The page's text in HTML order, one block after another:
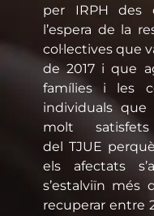
per IRPH des
l’espera de la
col·lectives que
de 2017 i que
famílies i les
individuals
molt
del TJUE
els afectats
s’estalviïn
recuperar entre